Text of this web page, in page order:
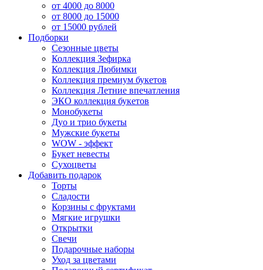
от 4000 до 8000
от 8000 до 15000
от 15000 рублей
Подборки
Сезонные цветы
Коллекция Зефирка
Коллекция Любимки
Коллекция премиум букетов
Коллекция Летние впечатления
ЭКО коллекция букетов
Монобукеты
Дуо и трио букеты
Мужские букеты
WOW - эффект
Букет невесты
Сухоцветы
Добавить подарок
Торты
Сладости
Корзины с фруктами
Мягкие игрушки
Открытки
Свечи
Подарочные наборы
Уход за цветами